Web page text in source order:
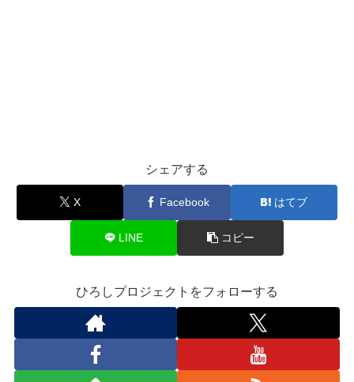
シェアする
X Facebook はてブ
LINE コピー
ひろしプロジェクトをフォローする